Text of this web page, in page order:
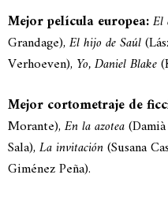
Mejor película europea:El
Grandage), El hijo de Saúl
Verhoeven), Yo, Daniel Blake
Mejor cortometraje de
Morante), En la azotea
Sala), La invitación(Susana
Giménez Peña).